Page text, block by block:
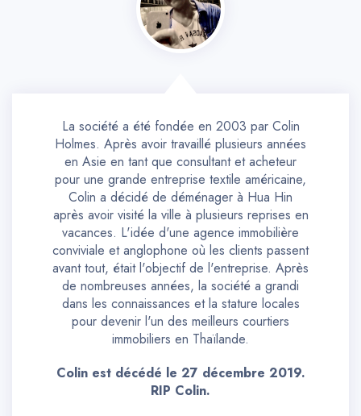
La société a été fondée en 2003 par Colin
Holmes. Après avoir travaillé plusieurs années
en Asie en tant que consultant et acheteur
pour une grande entreprise textile américaine,
Colin a décidé de déménager à Hua Hin
après avoir visité la ville à plusieurs reprises en
vacances. L'idée d'une agence immobilière
conviviale et anglophone où les clients passent
avant tout, était l'objectif de l'entreprise. Après
de nombreuses années, la société a grandi
dans les connaissances et la stature locales
pour devenir l'un des meilleurs courtiers
immobiliers en Thaïlande.
Colin est décédé le 27 décembre 2019.
RIP Colin.